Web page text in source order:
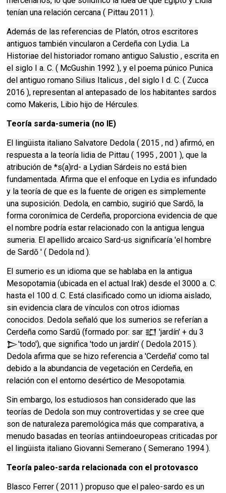
tenían una relación cercana ( Pittau 2011 ).
Además de las referencias de Platón, otros escritores
antiguos también vincularon a Cerdeña con Lydia. La
Historiae del historiador romano antiguo Salustio , escrita en
el siglo I a. C. ( McGushin 1992 ), y el poema púnico Punica
del antiguo romano Silius Italicus , del siglo I d. C. ( Zucca
2016 ), representan al antepasado de los habitantes sardos
como Makeris, Libio hijo de Hércules.
Teoría sarda-sumeria (no IE)
El lingüista italiano Salvatore Dedola ( 2015 , nd ) afirmó, en
respuesta a la teoría lidia de Pittau ( 1995 , 2001 ), que la
atribución de *s(a)rd- a Lydian Sárdeis no está bien
fundamentada. Afirma que el enfoque en Lydia es infundado
y la teoría de que es la fuente de origen es simplemente
una suposición. Dedola, en cambio, sugirió que Sardō, la
forma coronímica de Cerdeña, proporciona evidencia de que
el nombre podría estar relacionado con la antigua lengua
sumeria. El apellido arcaico Sard-us significaría 'el hombre
de Sardō ' ( Dedola nd ).
El sumerio es un idioma que se hablaba en la antigua
Mesopotamia (ubicada en el actual Irak) desde el 3000 a. C.
hasta el 100 d. C. Está clasificado como un idioma aislado,
sin evidencia clara de vínculos con otros idiomas
conocidos. Dedola señaló que los sumerios se referían a
Cerdeña como Sardū (formado por: sar 𒊬 'jardín' + du 3
𒆕'todo'), que significa 'todo un jardín' ( Dedola 2015 ).
Dedola afirma que se hizo referencia a 'Cerdeña' como tal
debido a la abundancia de vegetación en Cerdeña, en
relación con el entorno desértico de Mesopotamia.
Sin embargo, los estudiosos han considerado que las
teorías de Dedola son muy controvertidas y se cree que
son de naturaleza paremológica más que comparativa, a
menudo basadas en teorías antiindoeuropeas criticadas por
el lingüista italiano Giovanni Semerano ( Semerano 1994 ).
Teoría paleo-sarda relacionada con el protovasco
Blasco Ferrer ( 2011 ) propuso que el paleo-sardo es un